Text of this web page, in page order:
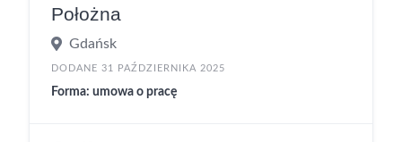
Położna
Gdańsk
DODANE 31 PAŹDZIERNIKA 2025
Forma: umowa o pracę